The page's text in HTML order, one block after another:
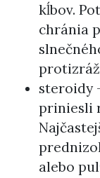
kĺbov.
chránia
steroidy
priniesli
alebo